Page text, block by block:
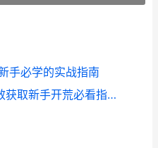
手必学的实战指南
乱世王者资源分布怎么高效获取新手开荒必看指南